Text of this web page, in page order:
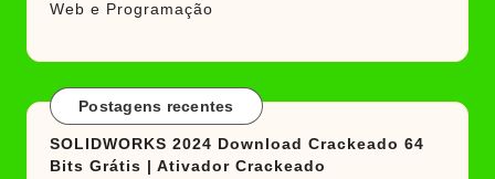
Web e Programação
Postagens recentes
SOLIDWORKS 2024 Download Crackeado 64
Bits Grátis | Ativador Crackeado